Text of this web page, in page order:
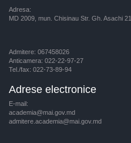
Adresa:
MD 2009, mun. Chisinau Str. Gh. Asachi 21
Admitere: 067458026
Anticamera: 022-22-97-27
Tel./fax: 022-73-89-94
Adrese electronice
E-mail:
academia@mai.gov.md
admitere.academia@mai.gov.md